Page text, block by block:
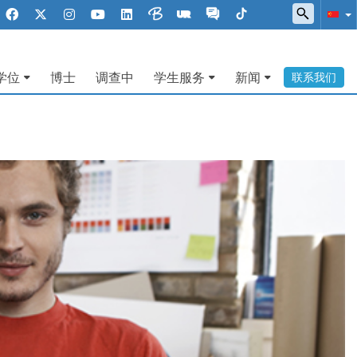
位 博士 调查中 学生服务 新闻 联系我们